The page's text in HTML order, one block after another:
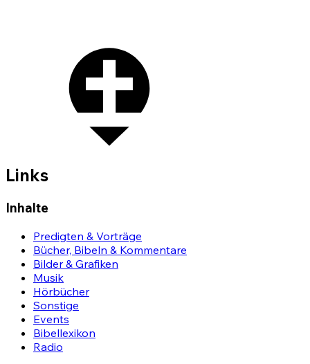
Links
Inhalte
Predigten & Vorträge
Bücher, Bibeln & Kommentare
Bilder & Grafiken
Musik
Hörbücher
Sonstige
Events
Bibellexikon
Radio